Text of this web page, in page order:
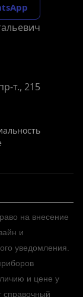
т., 215
на внесение
и
уведомления.
и цене у
справочный